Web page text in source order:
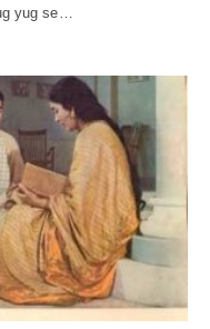
yug se…